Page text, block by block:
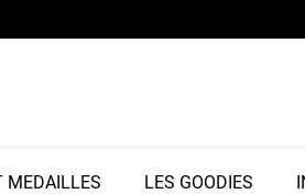
MEDAILLES LES GOODIES